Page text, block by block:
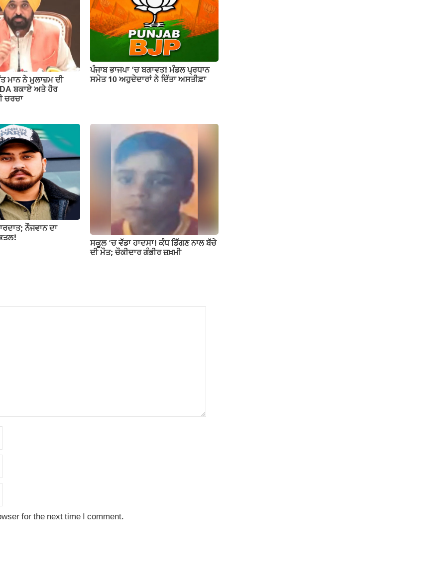
ਮਾਨ ਨੇ ਮੁਲਾਜ਼ਮ ਦੀ
ਬਕਾਏ ਅਤੇ ਹੋਰ
ਚਰਚਾ
ਪੰਜਾਬ ਭਾਜਪਾ ‘ਚ ਬਗਾਵਤ! ਮੰਡਲ ਪ੍ਰਧਾਨ
ਸਮੇਤ 10 ਅਹੁਦੇਦਾਰਾਂ ਨੇ ਦਿੱਤਾ ਅਸਤੀਫ਼ਾ
ਨੌਜਵਾਨ ਦਾ
ਸਕੂਲ ’ਚ ਵੱਡਾ ਹਾਦਸਾ! ਕੰਧ ਡਿੱਗਣ ਨਾਲ ਬੱਚੇ
ਦੀ ਮੌਤ; ਚੌਕੀਦਾਰ ਗੰਭੀਰ ਜ਼ਖ਼ਮੀ
for the next time I comment.